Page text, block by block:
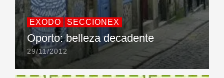
EXODO SECCIONEX
Oporto: belleza decadente
29/11/2012